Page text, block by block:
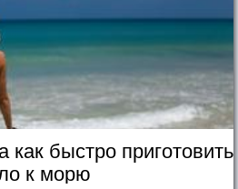
как быстро приготовить
к морю